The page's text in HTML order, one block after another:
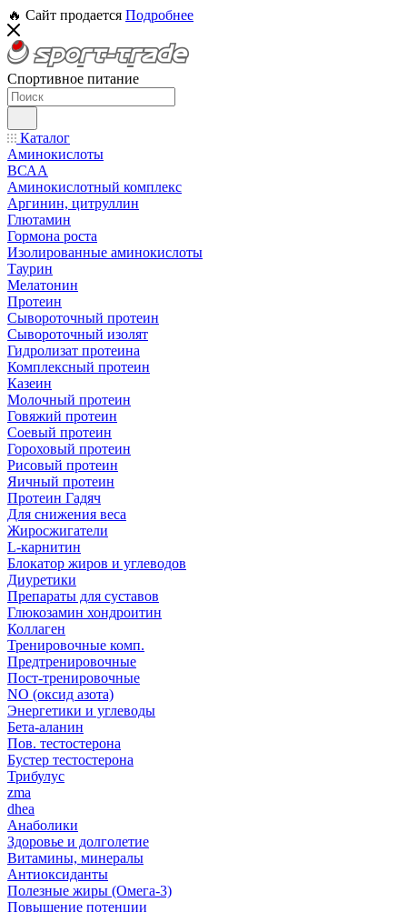
🔥 Сайт продается Подробнее
Спортивное питание
Каталог
Аминокислоты
ВСАА
Аминокислотный комплекс
Аргинин, цитруллин
Глютамин
Гормона роста
Изолированные аминокислоты
Таурин
Мелатонин
Протеин
Сывороточный протеин
Сывороточный изолят
Гидролизат протеина
Комплексный протеин
Казеин
Молочный протеин
Говяжий протеин
Соевый протеин
Гороховый протеин
Рисовый протеин
Яичный протеин
Протеин Гадяч
Для снижения веса
Жиросжигатели
L-карнитин
Блокатор жиров и углеводов
Диуретики
Препараты для суставов
Глюкозамин хондроитин
Коллаген
Тренировочные комп.
Предтренировочные
Пост-тренировочные
NO (оксид азота)
Энергетики и углеводы
Бета-аланин
Пов. тестостерона
Бустер тестостерона
Трибулус
zma
dhea
Анаболики
Здоровье и долголетие
Витамины, минералы
Антиоксиданты
Полезные жиры (Омега-3)
Повышение потенции